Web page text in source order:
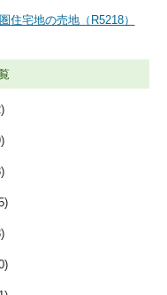
住宅地の売地（R5218）